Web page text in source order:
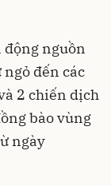
động nguồn
đến các
2 chiến dịch
bào vùng
ngày